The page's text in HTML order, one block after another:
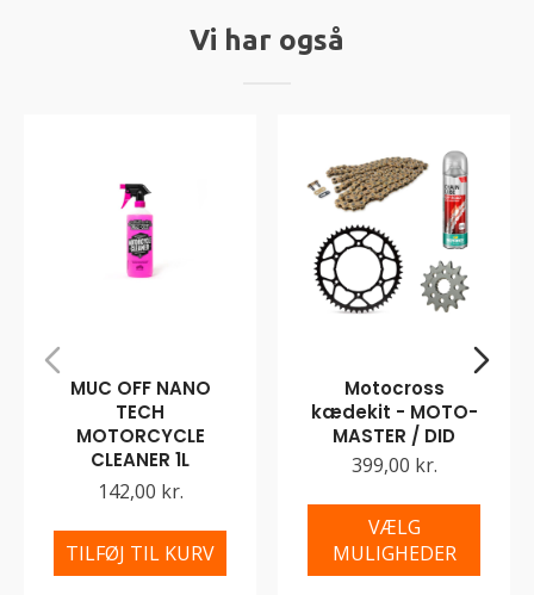
Vi har også
MUC OFF NANO
TECH
MOTORCYCLE
CLEANER 1L
142,00 kr.
TILFØJ TIL KURV
Motocross
kædekit - MOTO-
MASTER / DID
399,00 kr.
VÆLG
MULIGHEDER